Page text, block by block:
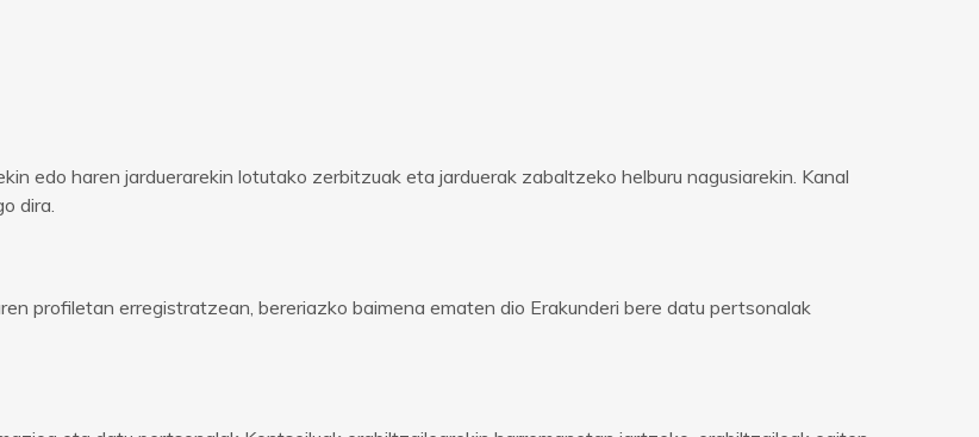
edo haren jarduerarekin lotutako zerbitzuak eta jarduerak zabaltzeko helburu nagusiarekin. Kanal
dira.
profiletan erregistratzean, bereriazko baimena ematen dio Erakunderi bere datu pertsonalak